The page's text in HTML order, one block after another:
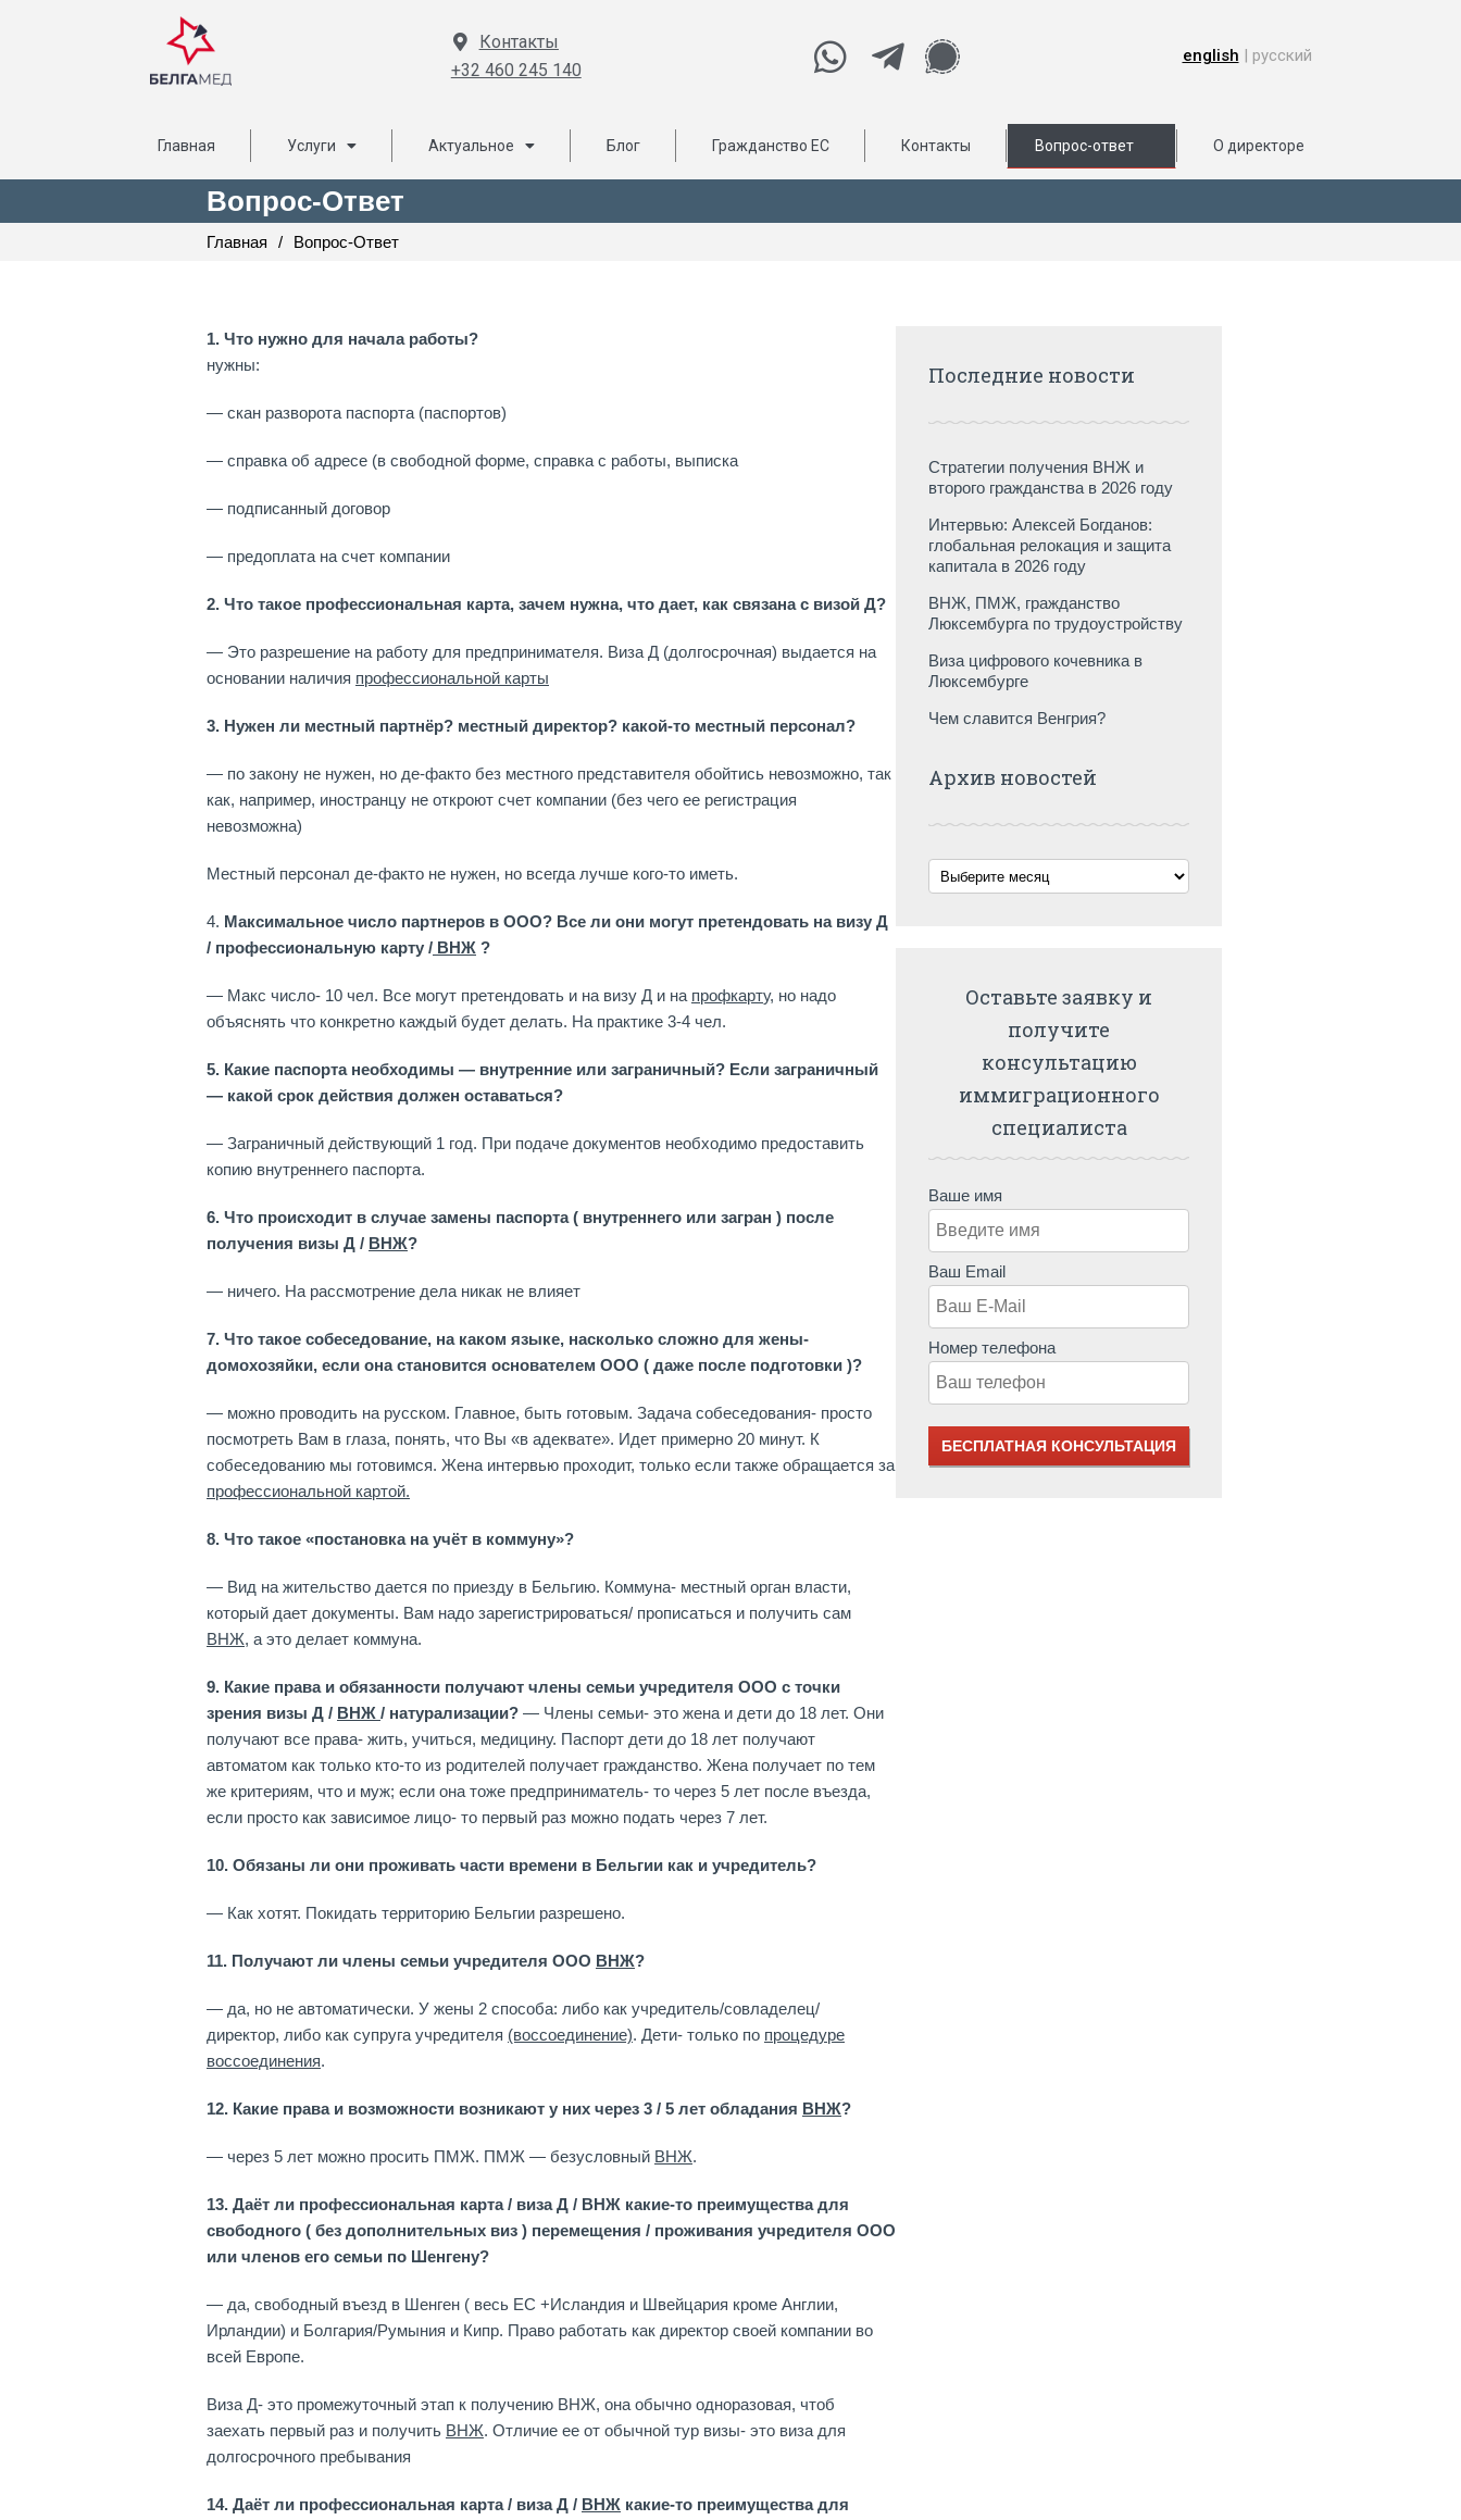
Контакты
+32 460 245 140
english | русский
Главная Услуги Актуальное Блог Гражданство ЕС Контакты Вопрос-ответ О директоре
Вопрос-Ответ
Главная / Вопрос-Ответ
1. Что нужно для начала работы?
нужны:
— скан разворота паспорта (паспортов)
— справка об адресе (в свободной форме, справка с работы, выписка
— подписанный договор
— предоплата на счет компании
2. Что такое профессиональная карта, зачем нужна, что дает, как связана с визой Д?
— Это разрешение на работу для предпринимателя. Виза Д (долгосрочная) выдается на
основании наличия профессиональной карты
3. Нужен ли местный партнёр? местный директор? какой-то местный персонал?
— по закону не нужен, но де-факто без местного представителя обойтись невозможно, так
как, например, иностранцу не откроют счет компании (без чего ее регистрация
невозможна)
Местный персонал де-факто не нужен, но всегда лучше кого-то иметь.
4. Максимальное число партнеров в ООО? Все ли они могут претендовать на визу Д
/ профессиональную карту / ВНЖ ?
— Макс число- 10 чел. Все могут претендовать и на визу Д и на профкарту, но надо
объяснять что конкретно каждый будет делать. На практике 3-4 чел.
5. Какие паспорта необходимы — внутренние или заграничный? Если заграничный
— какой срок действия должен оставаться?
— Заграничный действующий 1 год. При подаче документов необходимо предоставить
копию внутреннего паспорта.
6. Что происходит в случае замены паспорта ( внутреннего или загран ) после
получения визы Д / ВНЖ?
— ничего. На рассмотрение дела никак не влияет
7. Что такое собеседование, на каком языке, насколько сложно для жены-
домохозяйки, если она становится основателем ООО ( даже после подготовки )?
— можно проводить на русском. Главное, быть готовым. Задача собеседования- просто
посмотреть Вам в глаза, понять, что Вы «в адеквате». Идет примерно 20 минут. К
собеседованию мы готовимся. Жена интервью проходит, только если также обращается за
профессиональной картой.
8. Что такое «постановка на учёт в коммуну»?
— Вид на жительство дается по приезду в Бельгию. Коммуна- местный орган власти,
который дает документы. Вам надо зарегистрироваться/ прописаться и получить сам
ВНЖ, а это делает коммуна.
9. Какие права и обязанности получают члены семьи учредителя ООО с точки
зрения визы Д / ВНЖ / натурализации? — Члены семьи- это жена и дети до 18 лет. Они
получают все права- жить, учиться, медицину. Паспорт дети до 18 лет получают
автоматом как только кто-то из родителей получает гражданство. Жена получает по тем
же критериям, что и муж; если она тоже предприниматель- то через 5 лет после въезда,
если просто как зависимое лицо- то первый раз можно подать через 7 лет.
10. Обязаны ли они проживать части времени в Бельгии как и учредитель?
— Как хотят. Покидать территорию Бельгии разрешено.
11. Получают ли члены семьи учредителя ООО ВНЖ?
— да, но не автоматически. У жены 2 способа: либо как учредитель/совладелец/
директор, либо как супруга учредителя (воссоединение). Дети- только по процедуре
воссоединения.
12. Какие права и возможности возникают у них через 3 / 5 лет обладания ВНЖ?
— через 5 лет можно просить ПМЖ. ПМЖ — безусловный ВНЖ.
13. Даёт ли профессиональная карта / виза Д / ВНЖ какие-то преимущества для
свободного ( без дополнительных виз ) перемещения / проживания учредителя ООО
или членов его семьи по Шенгену?
— да, свободный въезд в Шенген ( весь ЕС +Исландия и Швейцария кроме Англии,
Ирландии) и Болгария/Румыния и Кипр. Право работать как директор своей компании во
всей Европе.
Виза Д- это промежуточный этап к получению ВНЖ, она обычно одноразовая, чтоб
заехать первый раз и получить ВНЖ. Отличие ее от обычной тур визы- это виза для
долгосрочного пребывания
14. Даёт ли профессиональная карта / виза Д / ВНЖ какие-то преимущества для
Последние новости
Стратегии получения ВНЖ и
второго гражданства в 2026 году
Интервью: Алексей Богданов:
глобальная релокация и защита
капитала в 2026 году
ВНЖ, ПМЖ, гражданство
Люксембурга по трудоустройству
Виза цифрового кочевника в
Люксембурге
Чем славится Венгрия?
Архив новостей
Оставьте заявку и
получите
консультацию
иммиграционного
специалиста
Ваше имя
Ваш Email
Номер телефона